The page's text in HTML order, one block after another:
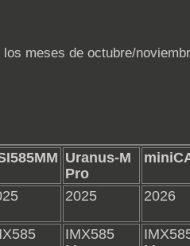
meses de octubre/
Uranus-M
Pro
2025 2026
IMX585